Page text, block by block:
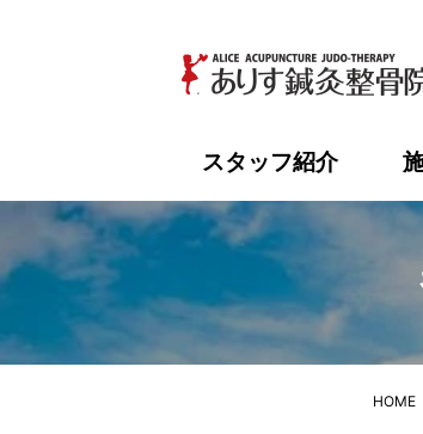
スタッフ紹介
HOME